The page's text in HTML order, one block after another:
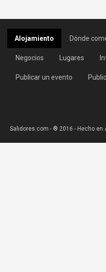
Alojamiento Dónde
Negocios Lugares
Publicar un evento
Salidores.com - ® 2016 - Hecho en